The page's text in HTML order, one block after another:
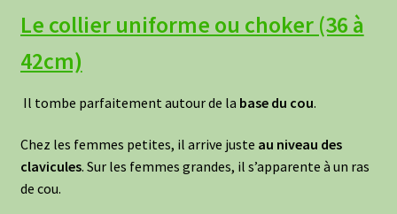
Le collier uniforme ou choker (36 à
42cm)
Il tombe parfaitement autour de la base du cou.
Chez les femmes petites, il arrive juste au niveau des
clavicules. Sur les femmes grandes, il s’apparente à un ras
de cou.